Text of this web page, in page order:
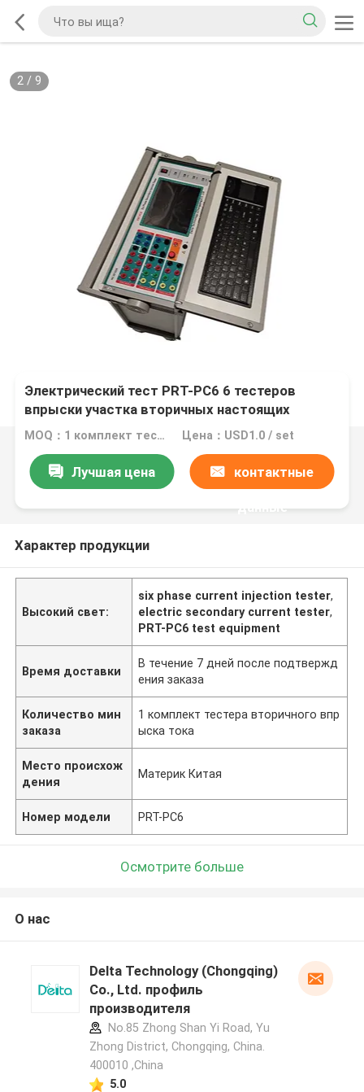
2/ 9
Электрический тест PRT-PC6 6 тестеров
впрыски участка вторичных настоящих
MOQ：1 комплект тестера вторичного впрыска тока Цена：USD1.0 / set
Лучшая цена контактные
данные
Характер продукции
Высокий свет:
six phase current injection tester,
electric secondary current tester,
PRT-PC6 test equipment
Время доставки
В течение 7 дней после подтвержд
ения заказа
Количество мин
заказа
1 комплект тестера вторичного впр
ыска тока
Место происхож
дения
Материк Китая
Номер модели PRT-PC6
Осмотрите больше
О нас
Delta Technology (Chongqing)
Co., Ltd. профиль
производителя
No.85 Zhong Shan Yi Road, Yu
Zhong District, Chongqing, China.
400010 ,China
5.0